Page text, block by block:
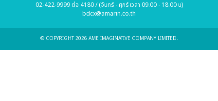
02-422-9999 ต่อ 4180 / (จันทร์ - ศุกร์ เวลา 09.00 - 18.00 น)
bdcx@amarin.co.th
© COPYRIGHT 2026 AME IMAGINATIVE COMPANY LIMITED.